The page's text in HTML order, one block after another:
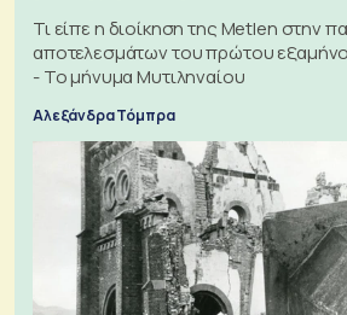
Τι είπε η διοίκηση της Metlen στην
αποτελεσμάτων του πρώτου
- Το μήνυμα Μυτιληναίου
Αλεξάνδρα Τόμπρα